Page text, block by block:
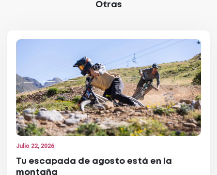
Otras
Julio 22, 2026
Tu escapada de agosto está en la
montaña